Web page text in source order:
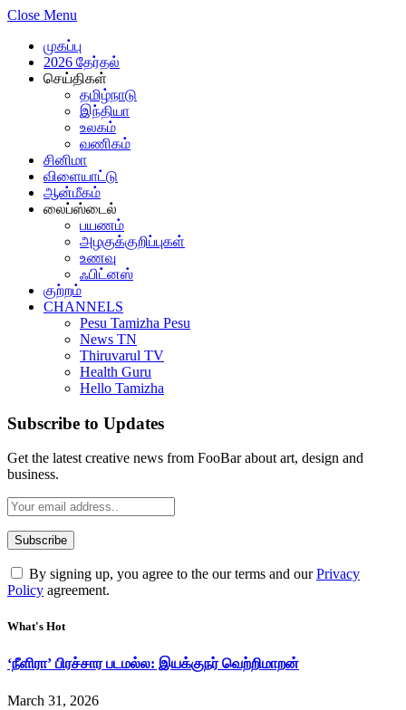
Close Menu
முகப்பு
2026 தேர்தல்
செய்திகள்
தமிழ்நாடு
இந்தியா
உலகம்
வணிகம்
சினிமா
விளையாட்டு
ஆன்மீகம்
லைப்ஸ்டைல்
பயணம்
அழகுக்குறிப்புகள்
உணவு
ஃபிட்னஸ்
குற்றம்
CHANNELS
Pesu Tamizha Pesu
News TN
Thiruvarul TV
Health Guru
Hello Tamizha
Subscribe to Updates
Get the latest creative news from FooBar about art, design and
business.
By signing up, you agree to the our terms and ourPrivacy
Policy agreement.
What's Hot
‘நீளிரா’ பிரச்சார படமல்ல: இயக்குநர் வெற்றிமாறன்
March 31, 2026